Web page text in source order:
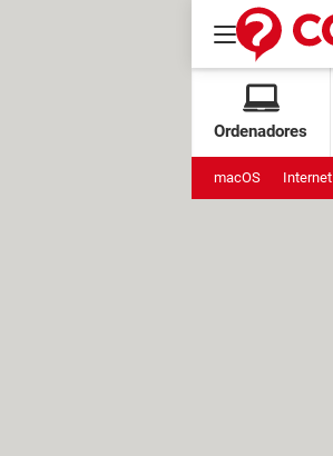
Ordenadores
macOS Internet